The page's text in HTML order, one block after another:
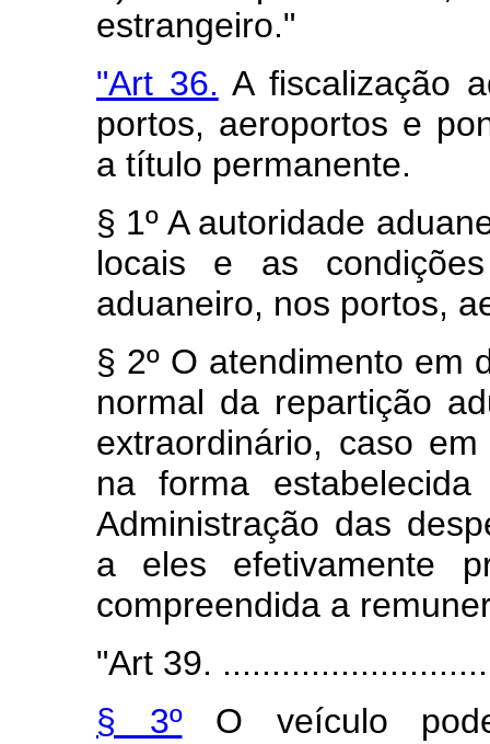
estrangeiro."
"Art 36. A fiscalização
portos, aeroportos e
a título permanente.
§ 1º A autoridade
locais e as
aduaneiro, nos portos,
§ 2º O atendimento em
normal da repartição
extraordinário, caso
na forma
Administração das
a eles efetivamente
compreendida a
"Art 39.
§ 3ºO veículo